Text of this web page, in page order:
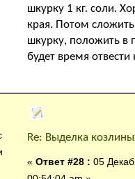
шкурку 1 кг. соли.
края. Потом
шкурку, положить в
будет время отвести
Re: Выделка
« Ответ #28 : 05